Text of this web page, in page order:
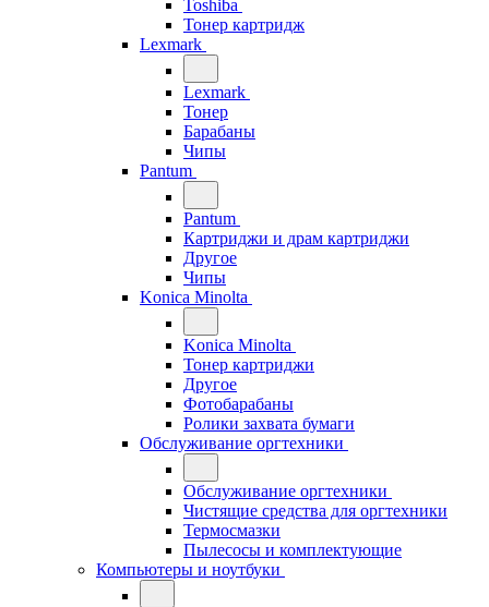
Toshiba
Тонер картридж
Lexmark
Lexmark
Тонер
Барабаны
Чипы
Pantum
Pantum
Картриджи и драм картриджи
Другое
Чипы
Konica Minolta
Konica Minolta
Тонер картриджи
Другое
Фотобарабаны
Ролики захвата бумаги
Обслуживание оргтехники
Обслуживание оргтехники
Чистящие средства для оргтехники
Термосмазки
Пылесосы и комплектующие
Компьютеры и ноутбуки